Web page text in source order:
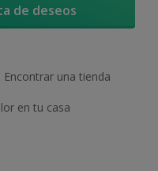
de deseos
Encontrar una tienda
en tu casa